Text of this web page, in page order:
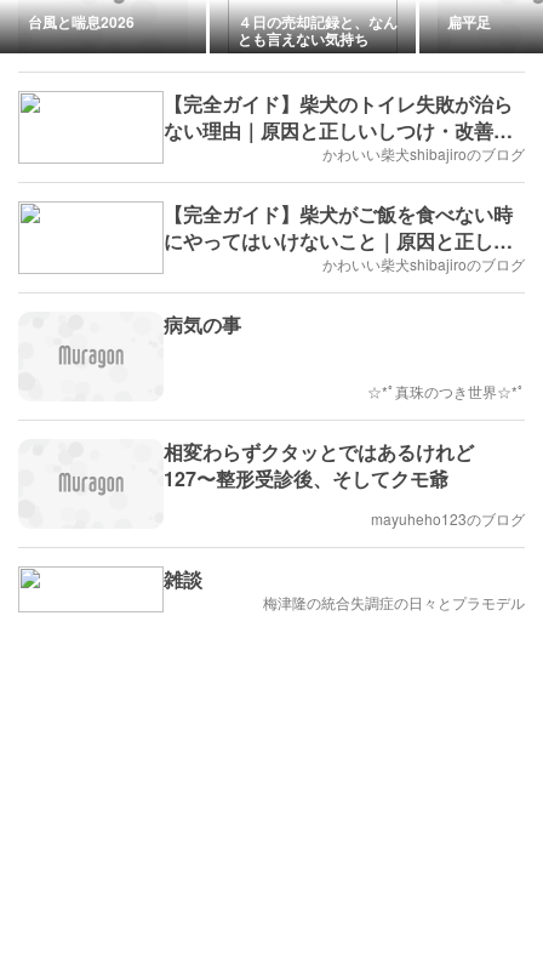
台風と喘息2026 ４日の売却記録と、なん
とも言えない気持ち
扁平足
【完全ガイド】柴犬のトイレ失敗が治ら
ない理由｜原因と正しいしつけ・改善方
かわいい柴犬shibajiroのブログ
【完全ガイド】柴犬がご飯を食べない時
にやってはいけないこと｜原因と正しい
かわいい柴犬shibajiroのブログ
病気の事
☆*ﾟ真珠のつき世界☆*ﾟ
相変わらずクタッとではあるけれど
127〜整形受診後、そしてクモ爺
mayuheho123のブログ
雑談
梅津隆の統合失調症の日々とプラモデル